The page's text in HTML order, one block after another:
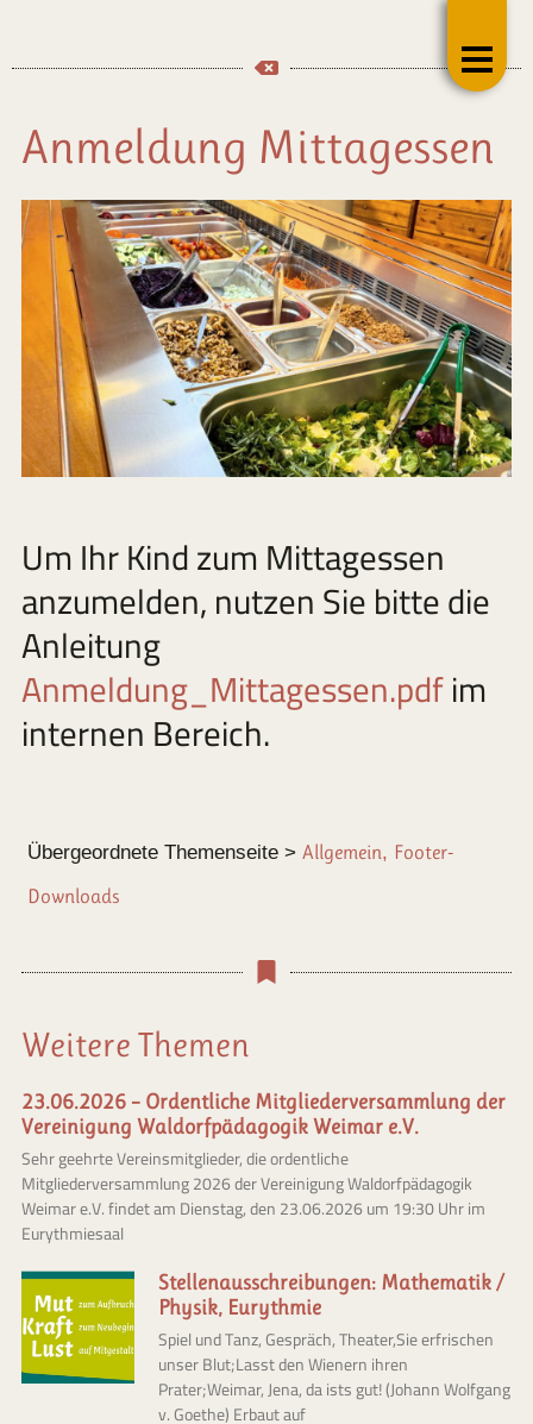
Anmeldung Mittagessen
Um Ihr Kind zum Mittagessen
anzumelden, nutzen Sie bitte die
Anleitung
Anmeldung_Mittagessen.pdfim
internen Bereich.
Übergeordnete Themenseite > Allgemein, Footer-
Downloads
Weitere Themen
23.06.2026 – Ordentliche Mitgliederversammlung der
Vereinigung Waldorfpädagogik Weimar e.V.
Sehr geehrte Vereinsmitglieder, die ordentliche
Mitgliederversammlung 2026 der Vereinigung Waldorfpädagogik
Weimar e.V. findet am Dienstag, den 23.06.2026 um 19:30 Uhr im
Eurythmiesaal
Stellenausschreibungen: Mathematik /
Physik, Eurythmie
Spiel und Tanz, Gespräch, Theater,Sie erfrischen
unser Blut;Lasst den Wienern ihren
Prater;Weimar, Jena, da ists gut! (Johann Wolfgang
v. Goethe) Erbaut auf